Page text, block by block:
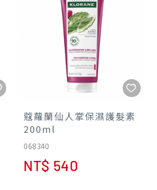
蔻蘿蘭仙人掌保濕護髮素
200ml
068340
NT$ 540